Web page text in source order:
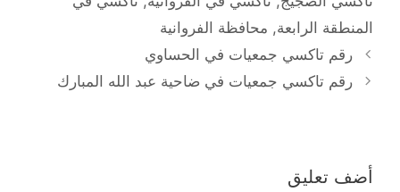
المنطقة الرابعة, محافظة الفروانية
رقم تاكسي جمعيات في الحساوي
رقم تاكسي جمعيات في ضاحية عبد الله المبارك
أضف تعليق